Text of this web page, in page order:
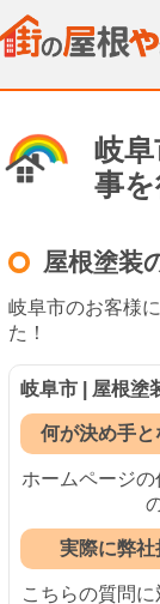
岐
事
屋根塗装
岐阜市のお客様
た！
岐阜市 | 屋根塗
何が決め手
ホームページ
実際に弊社
こちらの質問